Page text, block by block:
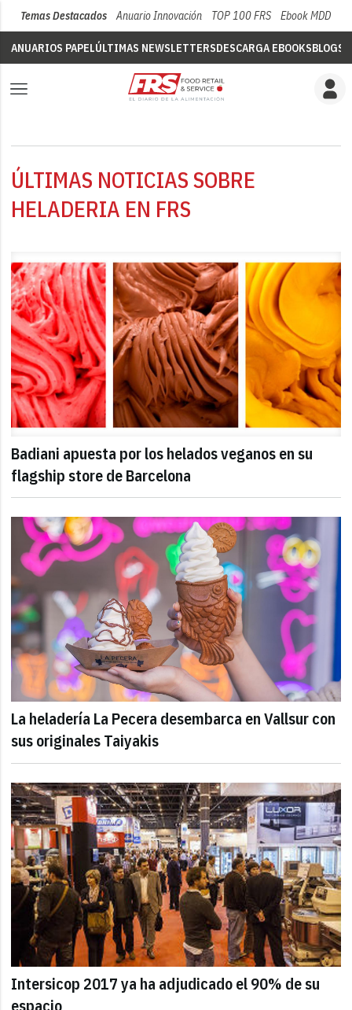
Temas Destacados Anuario Innovación TOP 100 FRS Ebook MDD
ANUARIOS PAPELÚLTIMAS NEWSLETTERSDESCARGA EBOOKSBLOGS
ÚLTIMAS NOTICIAS SOBRE
HELADERIA EN FRS
Badiani apuesta por los helados veganos en su
flagship store de Barcelona
La heladería La Pecera desembarca en Vallsur con
sus originales Taiyakis
Intersicop 2017 ya ha adjudicado el 90% de su